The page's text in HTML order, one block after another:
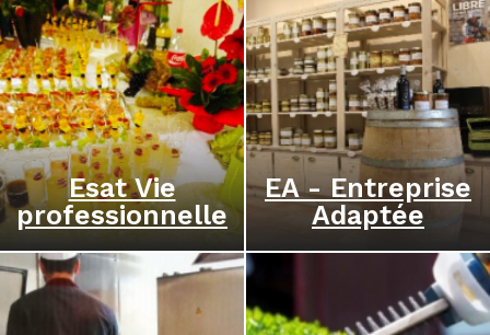
Esat Vie
professionnelle
EA - Entreprise
Adaptée